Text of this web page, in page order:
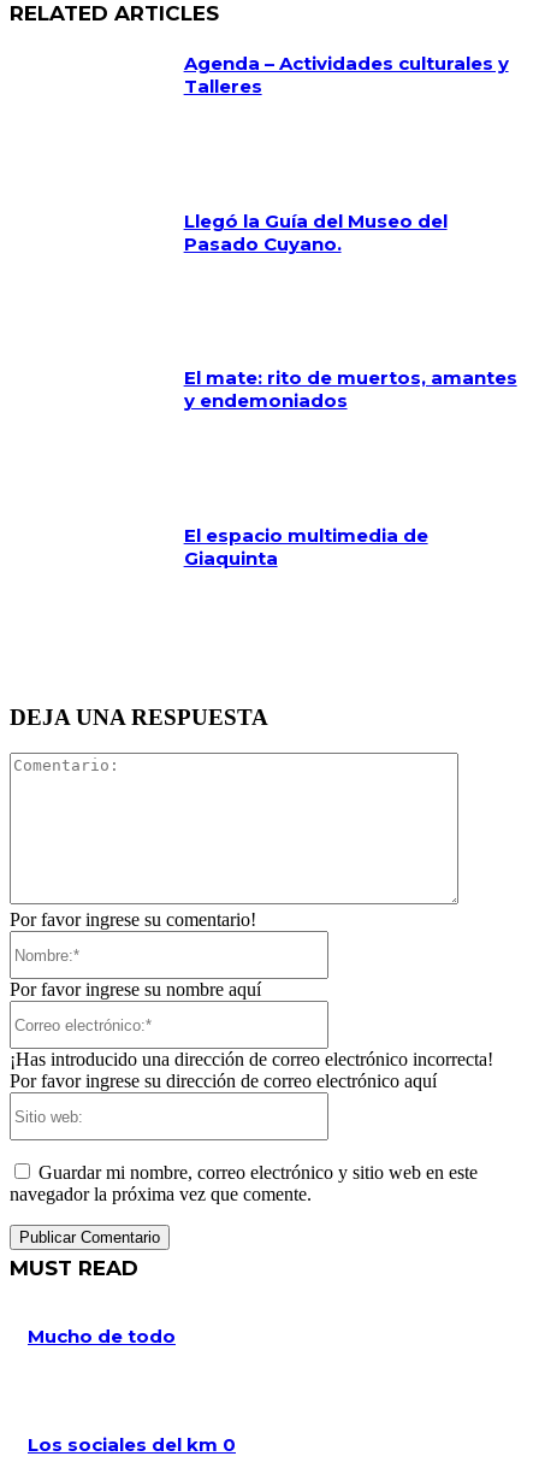
RELATED ARTICLES
Agenda – Actividades culturales y
Talleres
Llegó la Guía del Museo del
Pasado Cuyano.
El mate: rito de muertos, amantes
y endemoniados
El espacio multimedia de
Giaquinta
DEJA UNA RESPUESTA
Por favor ingrese su comentario!
Por favor ingrese su nombre aquí
¡Has introducido una dirección de correo electrónico incorrecta!
Por favor ingrese su dirección de correo electrónico aquí
Guardar mi nombre, correo electrónico y sitio web en este
navegador la próxima vez que comente.
MUST READ
Mucho de todo
Los sociales del km 0